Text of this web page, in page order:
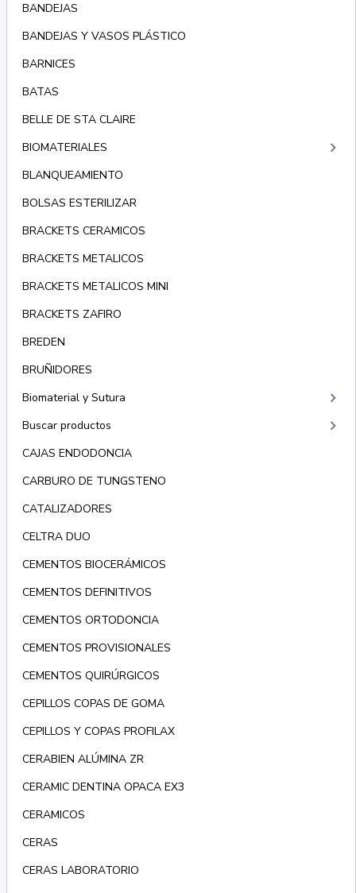
BANDEJAS
BANDEJAS Y VASOS PLÁSTICO
BARNICES
BATAS
BELLE DE STA CLAIRE
BIOMATERIALES
keyboard_arrow_right
BLANQUEAMIENTO
BOLSAS ESTERILIZAR
BRACKETS CERAMICOS
BRACKETS METALICOS
BRACKETS METALICOS MINI
BRACKETS ZAFIRO
BREDEN
BRUÑIDORES
Biomaterial y Sutura
keyboard_arrow_right
Buscar productos keyboard_arrow_right
CAJAS ENDODONCIA
CARBURO DE TUNGSTENO
CATALIZADORES
CELTRA DUO
CEMENTOS BIOCERÁMICOS
CEMENTOS DEFINITIVOS
CEMENTOS ORTODONCIA
CEMENTOS PROVISIONALES
CEMENTOS QUIRÚRGICOS
CEPILLOS COPAS DE GOMA
CEPILLOS Y COPAS PROFILAX
CERABIEN ALÚMINA ZR
CERAMIC DENTINA OPACA EX3
CERAMICOS
CERAS
CERAS LABORATORIO